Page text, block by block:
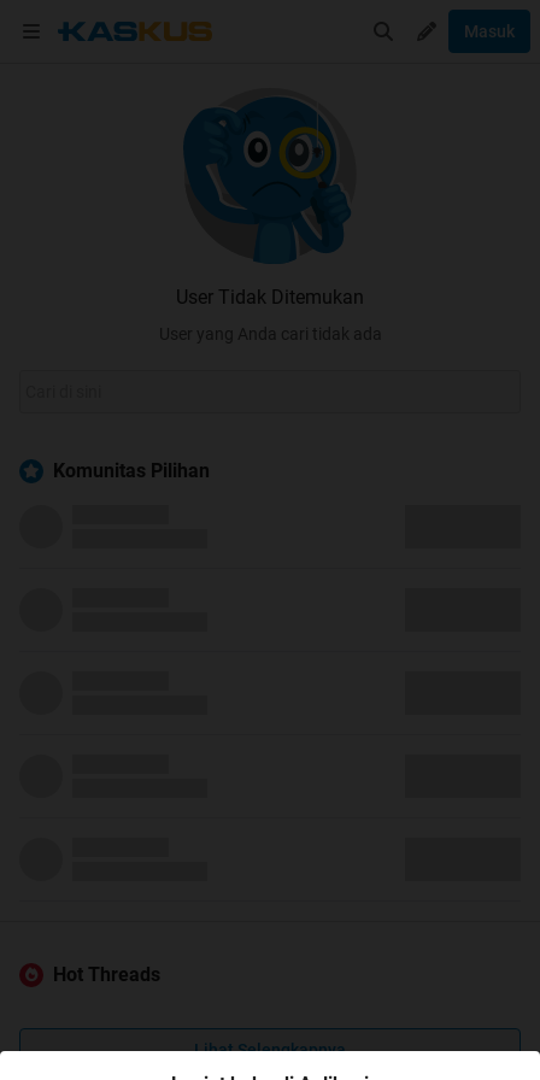
Masuk
User Tidak Ditemukan
User yang Anda cari tidak ada
Komunitas Pilihan
Hot Threads
Lihat Selengkapnya